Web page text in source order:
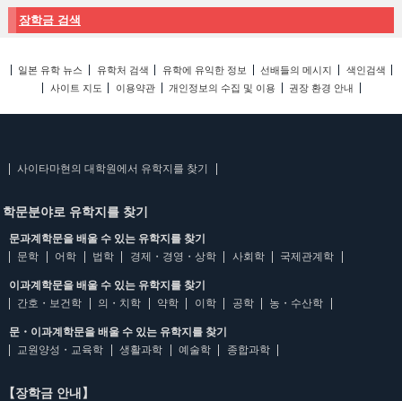
장학금 검색
일본 유학 뉴스 유학처 검색 유학에 유익한 정보 선배들의 메시지
색인검색
사이트 지도
이용약관 개인정보의 수집 및 이용 권장 환경 안내
사이타마현의 대학원에서 유학지를 찾기
학문분야로 유학지를 찾기
문과계학문을 배울 수 있는 유학지를 찾기
문학
어학 법학 경제・경영・상학 사회학 국제관계학
이과계학문을 배울 수 있는 유학지를 찾기
간호・보건학
의・치학 약학 이학 공학 농・수산학
문・이과계학문을 배울 수 있는 유학지를 찾기
교원양성・교육학
생활과학 예술학 종합과학
【장학금 안내】